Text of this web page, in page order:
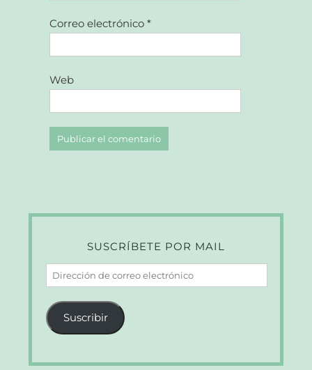
Correo electrónico*
Web
SUSCRÍBETE POR MAIL
Dirección
de
correo
electrónico
Suscribir